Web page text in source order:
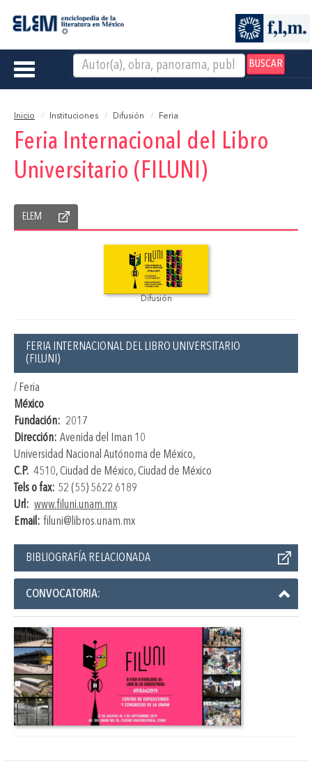
BUSCAR
Toggle
Inicio Instituciones Difusión Feria
Feria Internacional del Libro
Universitario (FILUNI)
ELEM
Difusión
FERIA INTERNACIONAL DEL LIBRO UNIVERSITARIO
(FILUNI)
/ Feria
México
Fundación: 2017
Dirección: Avenida del Iman 10
Universidad Nacional Autónoma de México,
C.P. 4510, Ciudad de México, Ciudad de México
Tels o fax: 52 (55) 5622 6189
Url: www.filuni.unam.mx
Email: filuni@libros.unam.mx
BIBLIOGRAFÍA RELACIONADA
CONVOCATORIA: